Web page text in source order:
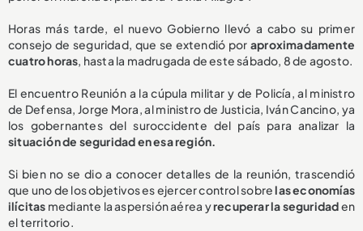
Horas más tarde, el nuevo Gobierno llevó a cabo su primer
consejo de seguridad, que se extendió por aproximadamente
cuatro horas, hasta la madrugada de este sábado, 8 de agosto.
El encuentro Reunión a la cúpula militar y de Policía, al ministro
de Defensa, Jorge Mora, al ministro de Justicia, Iván Cancino, ya
los gobernantes del suroccidente del país para analizar la
situación de seguridad en esa región.
Si bien no se dio a conocer detalles de la reunión, trascendió
que uno de los objetivos es ejercer control sobrelas economías
ilícitas mediante la aspersión aérea yrecuperar la seguridaden
el territorio.